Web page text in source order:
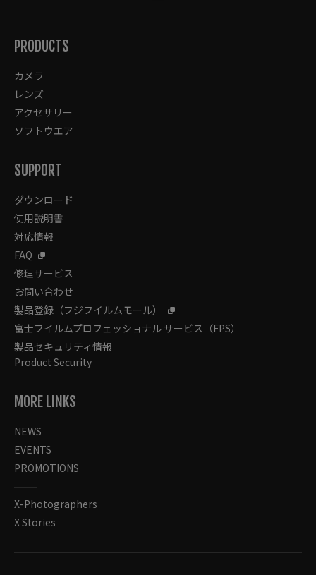
PRODUCTS
カメラ
レンズ
アクセサリー
ソフトウエア
SUPPORT
ダウンロード
使用説明書
対応情報
FAQ
修理サービス
お問い合わせ
製品登録（フジフイルムモール）
富士フイルムプロフェッショナル サービス（FPS）
製品セキュリティ情報
Product Security
MORE LINKS
NEWS
EVENTS
PROMOTIONS
X-Photographers
X Stories